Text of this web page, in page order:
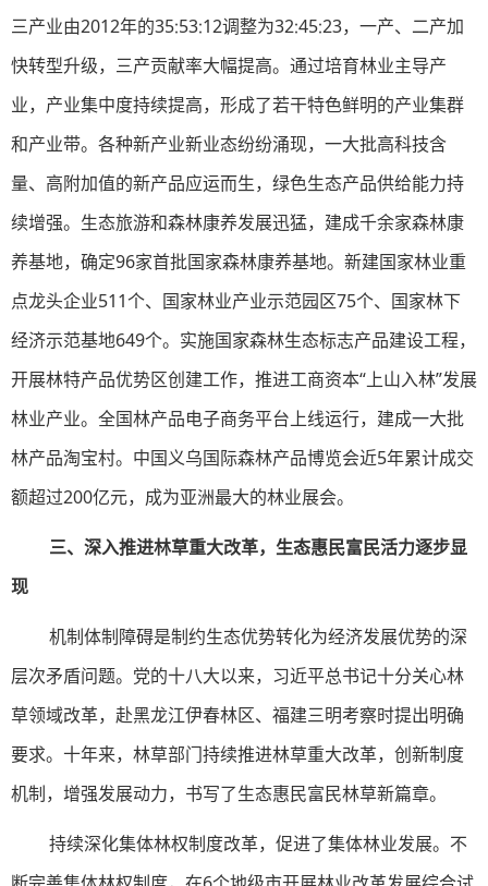
三产业由2012年的35∶53∶12调整为32∶45∶23，一产、二产加
快转型升级，三产贡献率大幅提高。通过培育林业主导产
业，产业集中度持续提高，形成了若干特色鲜明的产业集群
和产业带。各种新产业新业态纷纷涌现，一大批高科技含
量、高附加值的新产品应运而生，绿色生态产品供给能力持
续增强。生态旅游和森林康养发展迅猛，建成千余家森林康
养基地，确定96家首批国家森林康养基地。新建国家林业重
点龙头企业511个、国家林业产业示范园区75个、国家林下
经济示范基地649个。实施国家森林生态标志产品建设工程，
开展林特产品优势区创建工作，推进工商资本“上山入林”发展
林业产业。全国林产品电子商务平台上线运行，建成一大批
林产品淘宝村。中国义乌国际森林产品博览会近5年累计成交
额超过200亿元，成为亚洲最大的林业展会。
三、深入推进林草重大改革，生态惠民富民活力逐步显
现
机制体制障碍是制约生态优势转化为经济发展优势的深
层次矛盾问题。党的十八大以来，习近平总书记十分关心林
草领域改革，赴黑龙江伊春林区、福建三明考察时提出明确
要求。十年来，林草部门持续推进林草重大改革，创新制度
机制，增强发展动力，书写了生态惠民富民林草新篇章。
持续深化集体林权制度改革，促进了集体林业发展。不